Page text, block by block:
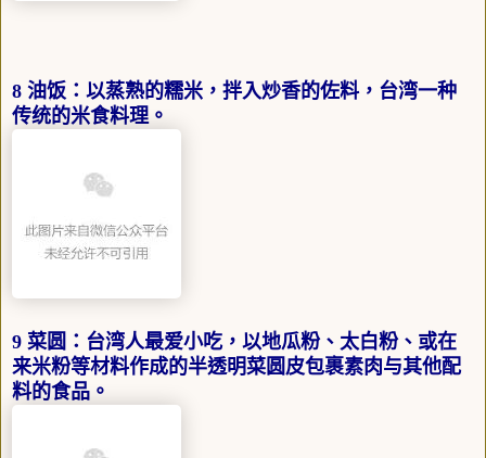
8 油饭：以蒸熟的糯米，拌入炒香的佐料，台湾一种
传统的米食料理。
9 菜圆：台湾人最爱小吃，以地瓜粉、太白粉、或在
来米粉等材料作成的半透明菜圆皮包裹素肉与其他配
料的食品。